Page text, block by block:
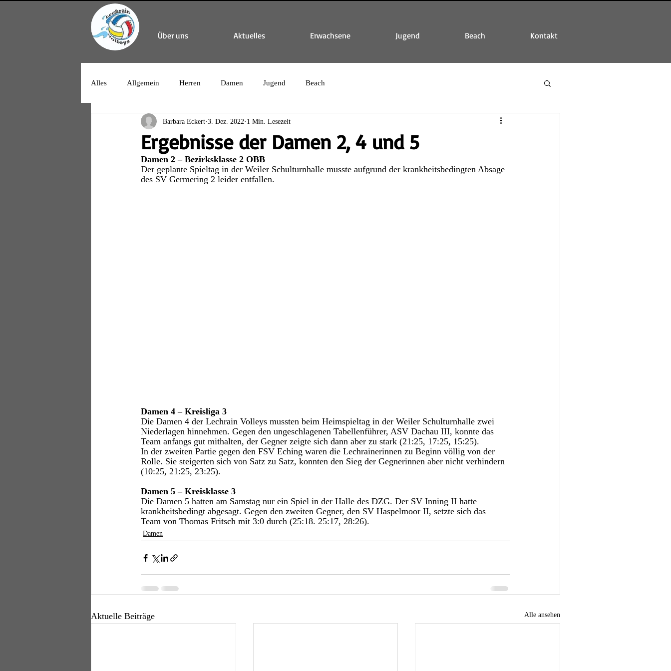
Über uns Aktuelles Erwachsene Jugend Beach Kontakt
Alles Allgemein Herren Damen Jugend Beach
Ergebnisse der Damen 2, 4 und 5
Barbara Eckert 3. Dez. 2022 1 Min. Lesezeit
Damen 2 – Bezirksklasse 2 OBB
Der geplante Spieltag in der Weiler Schulturnhalle musste aufgrund der krankheitsbedingten Absage
des SV Germering 2 leider entfallen.
Damen 4 – Kreisliga 3
Die Damen 4 der Lechrain Volleys mussten beim Heimspieltag in der Weiler Schulturnhalle zwei
Niederlagen hinnehmen. Gegen den ungeschlagenen Tabellenführer, ASV Dachau III, konnte das
Team anfangs gut mithalten, der Gegner zeigte sich dann aber zu stark (21:25, 17:25, 15:25).
In der zweiten Partie gegen den FSV Eching waren die Lechrainerinnen zu Beginn völlig von der
Rolle. Sie steigerten sich von Satz zu Satz, konnten den Sieg der Gegnerinnen aber nicht verhindern
(10:25, 21:25, 23:25).
Damen 5 – Kreisklasse 3
Die Damen 5 hatten am Samstag nur ein Spiel in der Halle des DZG. Der SV Inning II hatte
krankheitsbedingt abgesagt. Gegen den zweiten Gegner, den SV Haspelmoor II, setzte sich das
Team von Thomas Fritsch mit 3:0 durch (25:18. 25:17, 28:26).
Damen
Aktuelle Beiträge Alle ansehen